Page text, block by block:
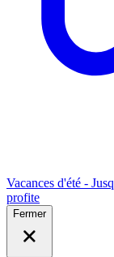
Vacances d'été -
profite
Fermer